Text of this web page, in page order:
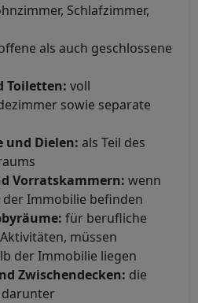
Schlafzimmer,
als auch geschlossene
Toiletten: voll
sowie separate
und Dielen: als Teil des
Vorratskammern: wenn
Immobilie befinden
für berufliche
müssen
der Immobilie liegen
Zwischendecken: die
darunter